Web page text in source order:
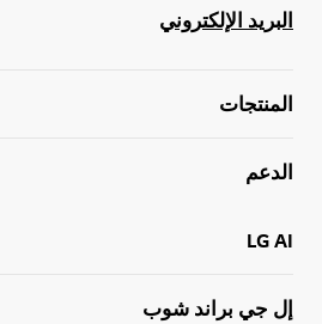
البريد الإلكتروني
المنتجات
الدعم
LG AI
إل جي براند شوب